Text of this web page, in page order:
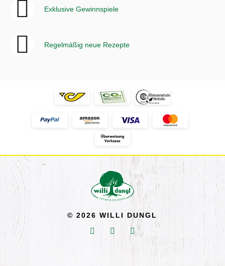
Exklusive Gewinnspiele
Regelmäßig neue Rezepte
© 2026 WILLI DUNGL